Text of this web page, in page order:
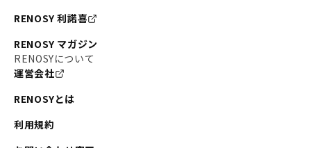
RENOSY 利諾喜
RENOSY マガジン
RENOSYについて
運営会社
RENOSYとは
利用規約